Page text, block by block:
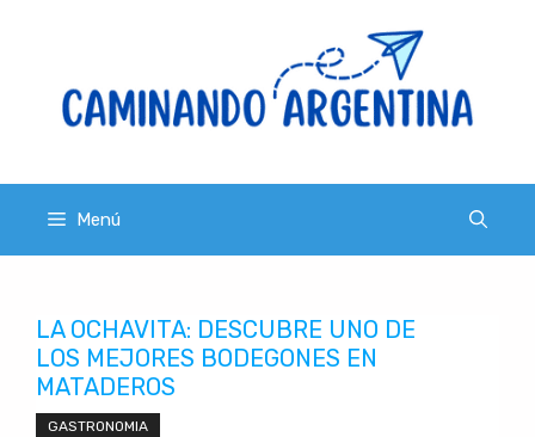
Menú
LA OCHAVITA: DESCUBRE UNO DE
LOS MEJORES BODEGONES EN
MATADEROS
GASTRONOMIA